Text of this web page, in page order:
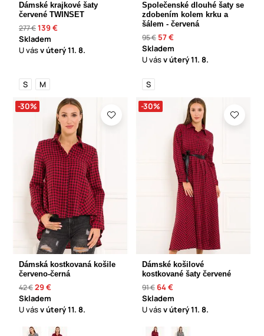
Dámské krajkové šaty
červené TWINSET
277 €139 €
Skladem
U vásv úterý11. 8.
S M
Společenské dlouhé šaty se
zdobením kolem krku a
šálem - červená
95 € 57 €
Skladem
U vásv úterý11. 8.
S
-30%
Dámská kostkovaná košile
červeno-černá
42 €29 €
Skladem
U vásv úterý11. 8.
-30%
Dámské košilové
kostkované šaty červené
91 € 64 €
Skladem
U vásv úterý11. 8.